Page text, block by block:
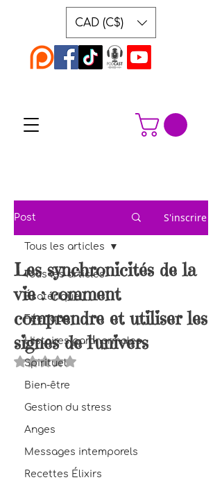
CAD (C$)
Post S'inscrire
Tous les articles
Ésotérique
Féerique
Histoires paranormales
Spirituel
Bien-être
Gestion du stress
Anges
Messages intemporels
Recettes Élixirs
Tous les articles
Les synchronicités de la
vie : comment
comprendre et utiliser les
signes de l'univers
Noté NaN étoiles sur 5.